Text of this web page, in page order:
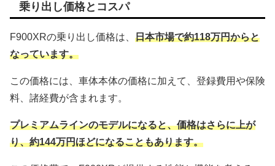
乗り出し価格とコスパ
F900XRの乗り出し価格は、 日本市場で約118万円からと
なっています。
この価格には、車体本体の価格に加えて、登録費用や保険
料、諸経費が含まれます。
プレミアムラインのモデルになると、価格はさらに上が
り、約144万円ほどになることもあります。